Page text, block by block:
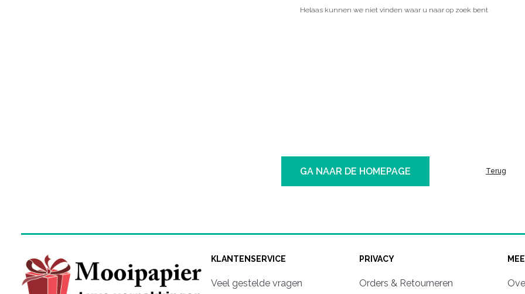
Helaas kunnen we niet vinden waar u naar op zoek bent
GA NAAR DE HOMEPAGE Terug
KLANTENSERVICE
Veel gestelde vragen
PRIVACY
Orders & Retourneren